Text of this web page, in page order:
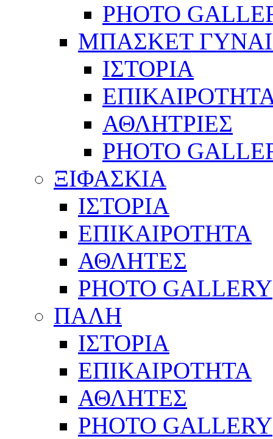
PHOTO
ΜΠΑΣΚΕΤ
ΙΣΤΟΡΙΑ
ΑΘΛΗΤΡΙΕΣ
PHOTO
ΞΙΦΑΣΚΙΑ
ΙΣΤΟΡΙΑ
ΕΠΙΚΑΙΡΟΤΗΤΑ
ΑΘΛΗΤΕΣ
PHOTO GALLERY
ΠΑΛΗ
ΙΣΤΟΡΙΑ
ΕΠΙΚΑΙΡΟΤΗΤΑ
ΑΘΛΗΤΕΣ
PHOTO GALLERY